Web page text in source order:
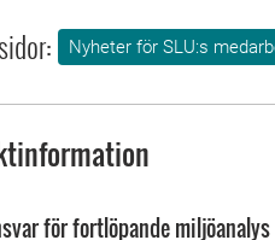
Nyheter för SLU:s
för fortlöpande miljöanalys